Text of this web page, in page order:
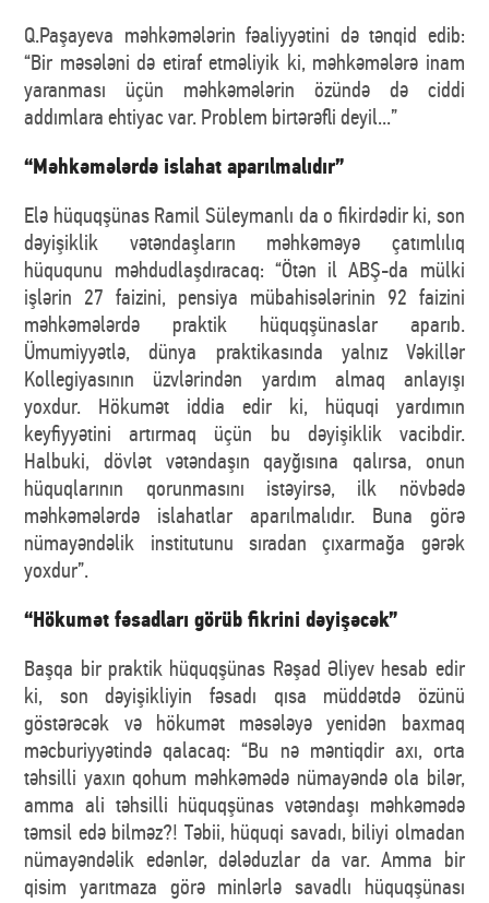
Q.Paşayeva məhkəmələrin fəaliyyətini də tənqid edib:
“Bir məsələni də etiraf etməliyik ki, məhkəmələrə inam
yaranması üçün məhkəmələrin özündə də ciddi
addımlara ehtiyac var. Problem birtərəfli deyil...”
“Məhkəmələrdə islahat aparılmalıdır”
Elə hüquqşünas Ramil Süleymanlı da o fikirdədir ki, son
dəyişiklik vətəndaşların məhkəməyə çatımlılıq
hüququnu məhdudlaşdıracaq: “Ötən il ABŞ-da mülki
işlərin 27 faizini, pensiya mübahisələrinin 92 faizini
məhkəmələrdə praktik hüquqşünaslar aparıb.
Ümumiyyətlə, dünya praktikasında yalnız Vəkillər
Kollegiyasının üzvlərindən yardım almaq anlayışı
yoxdur. Hökumət iddia edir ki, hüquqi yardımın
keyfiyyətini artırmaq üçün bu dəyişiklik vacibdir.
Halbuki, dövlət vətəndaşın qayğısına qalırsa, onun
hüquqlarının qorunmasını istəyirsə, ilk növbədə
məhkəmələrdə islahatlar aparılmalıdır. Buna görə
nümayəndəlik institutunu sıradan çıxarmağa gərək
yoxdur”.
“Hökumət fəsadları görüb fikrini dəyişəcək”
Başqa bir praktik hüquqşünas Rəşad Əliyev hesab edir
ki, son dəyişikliyin fəsadı qısa müddətdə özünü
göstərəcək və hökumət məsələyə yenidən baxmaq
məcburiyyətində qalacaq: “Bu nə məntiqdir axı, orta
təhsilli yaxın qohum məhkəmədə nümayəndə ola bilər,
amma ali təhsilli hüquqşünas vətəndaşı məhkəmədə
təmsil edə bilməz?! Təbii, hüquqi savadı, biliyi olmadan
nümayəndəlik edənlər, dələduzlar da var. Amma bir
qisim yarıtmaza görə minlərlə savadlı hüquqşünası